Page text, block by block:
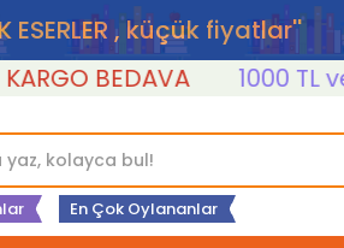
ESERLER , küçük fiyatlar''
BEDAVA 1000 TL ve
En Çok Oylananlar